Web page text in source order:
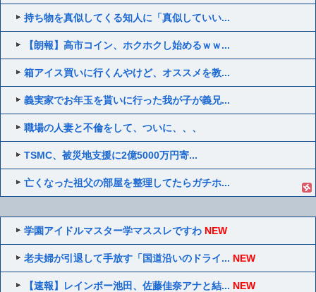
持ち物を真似してくる知人に「真似していい...
【朗報】高市コイン、ホクホクし始めるｗｗ...
箱アイス買いに行くんやけど、オススメを教...
義実家でお年玉を貰いに行った我が子が義兄...
職場の人妻と不倫をして、ついに、、、
TSMC、被災地支援に2億5000万円寄...
亡くなった祖父の部屋を整理してたらガチホ...
学園アイドルマスター学マススレですわ NEW
老夫婦が引退して手放す「国道沿いのドライ... NEW
【速報】レインボー池田、佐藤佳奈アナと結... NEW